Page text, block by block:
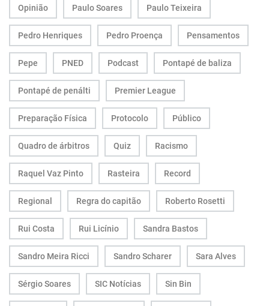
Opinião Paulo Soares Paulo Teixeira
Pedro Henriques Pedro Proença Pensamentos
Pepe PNED Podcast Pontapé de baliza
Pontapé de penálti Premier League
Preparação Física Protocolo Público
Quadro de árbitros Quiz Racismo
Raquel Vaz Pinto Rasteira Record
Regional Regra do capitão Roberto Rosetti
Rui Costa Rui Licínio Sandra Bastos
Sandro Meira Ricci Sandro Scharer Sara Alves
Sérgio Soares SIC Notícias Sin Bin